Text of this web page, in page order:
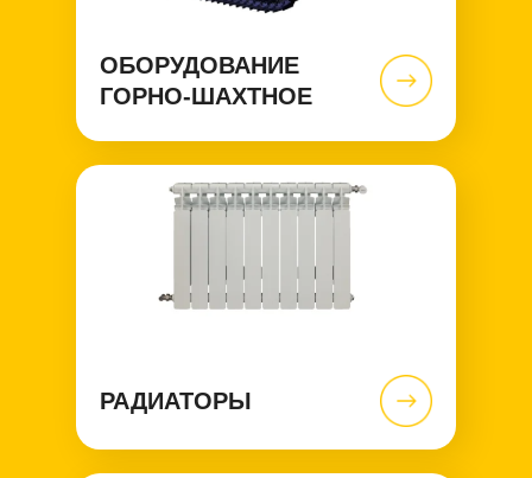
ОБОРУДОВАНИЕ
ГОРНО-ШАХТНОЕ
РАДИАТОРЫ